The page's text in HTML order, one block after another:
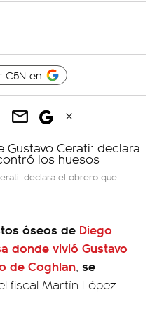
C5N en
declara el obrero que
óseos de Diego
donde vivió Gustavo
de Coghlan, se
fiscal Martín López